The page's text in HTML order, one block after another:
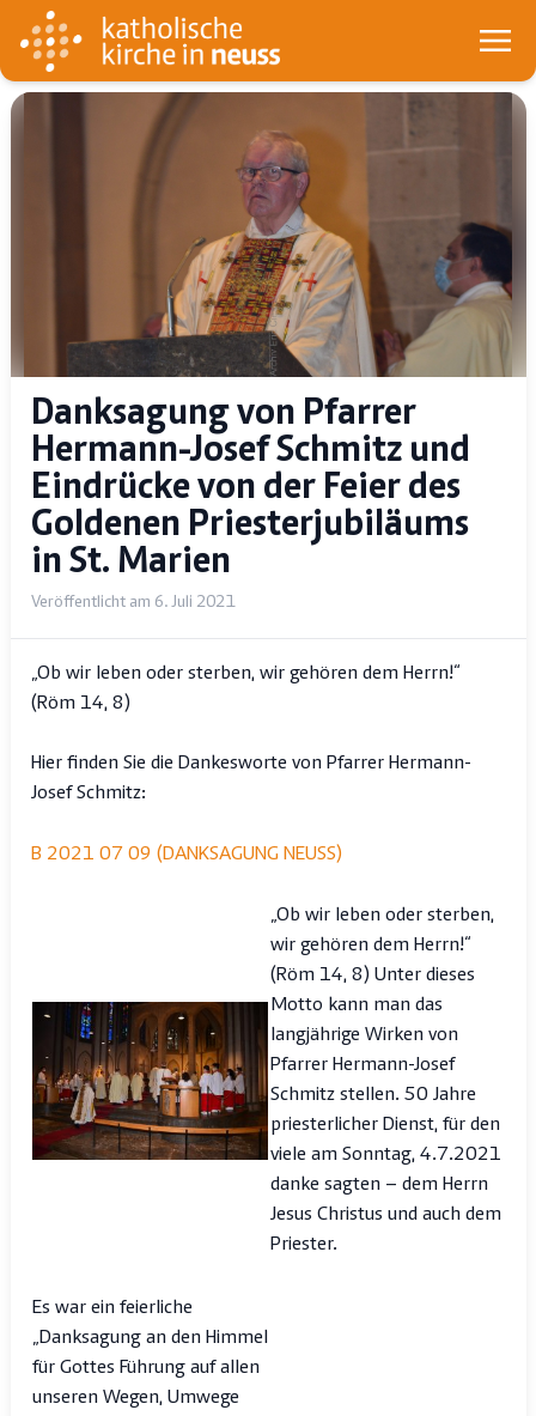
Danksagung von Pfarrer
Hermann-Josef Schmitz und
Eindrücke von der Feier des
Goldenen Priesterjubiläums
in St. Marien
Veröffentlicht am 6. Juli 2021
„Ob wir leben oder sterben, wir gehören dem Herrn!“
(Röm 14, 8)
Hier finden Sie die Dankesworte von Pfarrer Hermann-
Josef Schmitz:
B 2021 07 09 (DANKSAGUNG NEUSS)
„Ob wir leben oder sterben,
wir gehören dem Herrn!“
(Röm 14, 8) Unter dieses
Motto kann man das
langjährige Wirken von
Pfarrer Hermann-Josef
Schmitz stellen. 50 Jahre
priesterlicher Dienst, für den
viele am Sonntag, 4.7.2021
danke sagten – dem Herrn
Jesus Christus und auch dem
Priester.
Es war ein feierliche
„Danksagung an den Himmel
für Gottes Führung auf allen
unseren Wegen, Umwege